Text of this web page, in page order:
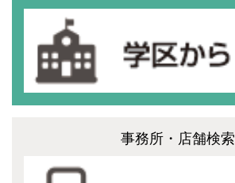
事務所・店舗検索